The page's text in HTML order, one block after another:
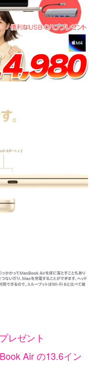
レゼント
Air の13.6イン